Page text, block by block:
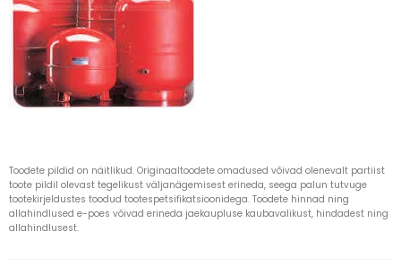
Toodete pildid on näitlikud. Originaaltoodete omadused võivad olenevalt partiist
toote pildil olevast tegelikust väljanägemisest erineda, seega palun tutvuge
tootekirjeldustes toodud tootespetsifikatsioonidega. Toodete hinnad ning
allahindlused e-poes võivad erineda jaekaupluse kaubavalikust, hindadest ning
allahindlusest.